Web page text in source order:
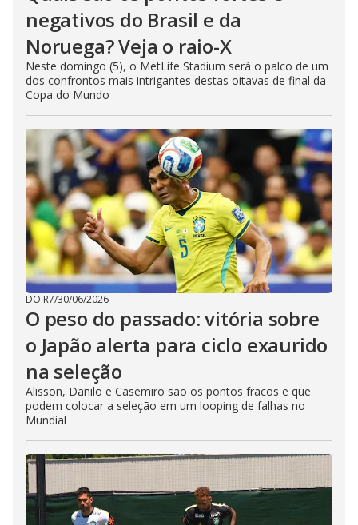
negativos do Brasil e da
Noruega? Veja o raio-X
Neste domingo (5), o MetLife Stadium será o palco de um
dos confrontos mais intrigantes destas oitavas de final da
Copa do Mundo
DO R7/30/06/2026
O peso do passado: vitória sobre
o Japão alerta para ciclo exaurido
na seleção
Alisson, Danilo e Casemiro são os pontos fracos e que
podem colocar a seleção em um looping de falhas no
Mundial